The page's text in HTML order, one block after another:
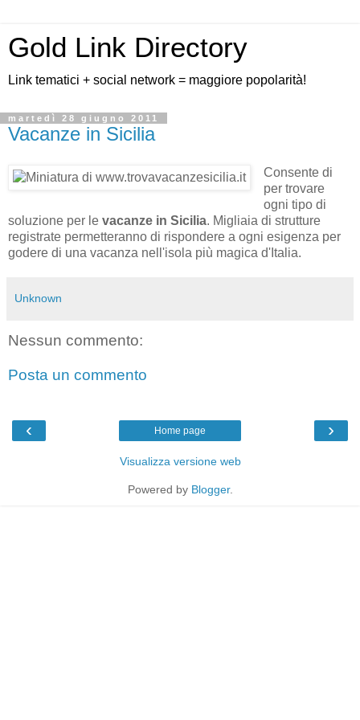
Gold Link Directory
Link tematici + social network = maggiore popolarità!
martedì 28 giugno 2011
Vacanze in Sicilia
Consente di
per trovare
ogni tipo di
soluzione per le vacanze in Sicilia. Migliaia di strutture
registrate permetteranno di rispondere a ogni esigenza per
godere di una vacanza nell'isola più magica d'Italia.
Unknown
Nessun commento:
Posta un commento
‹ ›
Home page
Visualizza versione web
Powered by Blogger.